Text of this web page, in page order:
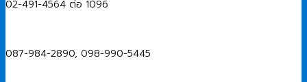
02-491-4564 ต่อ 1096
087-984-2890, 098-990-5445